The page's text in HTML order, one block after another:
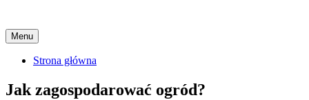
Menu Skip
to
content
Strona główna
Jak zagospodarować ogród?